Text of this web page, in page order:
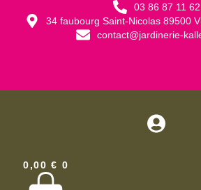
03 86 87 11 62
34 faubourg Saint-Nicolas 89500
contact@jardinerie-
0,00€ 0